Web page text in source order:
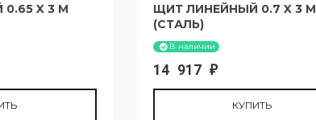
X 3 М
ЩИТ ЛИНЕЙНЫЙ 0.7 X 3 М
(СТАЛЬ)
В наличии
14 917 ₽
КУПИТЬ